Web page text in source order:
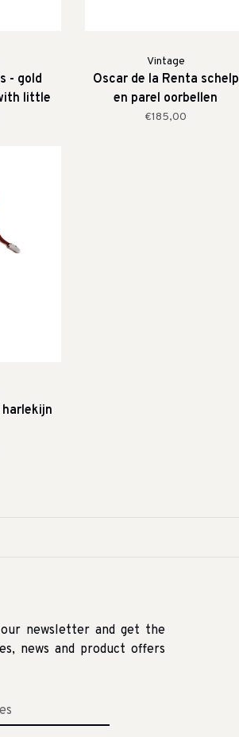
- gold
little
Vintage
Oscar de la Renta schelp
en parel oorbellen
€185,00
harlekijn
newsletter and get the
news and product offers